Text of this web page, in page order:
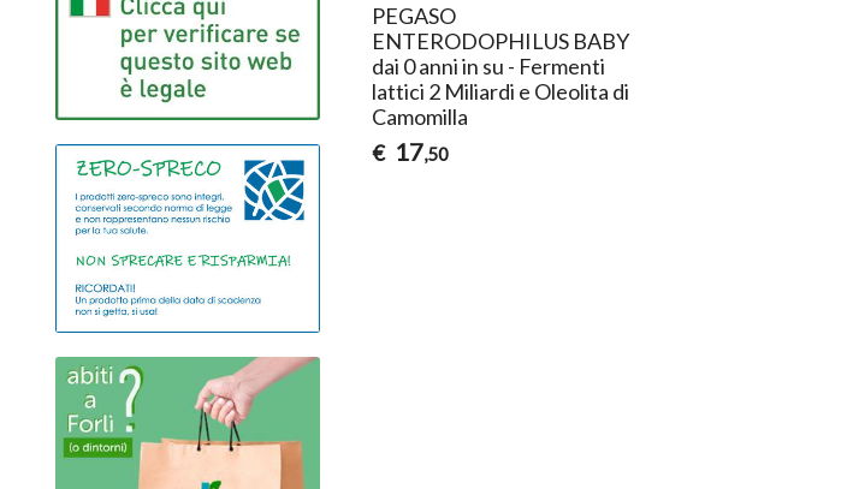
PEGASO
ENTERODOPHILUS BABY
dai 0 anni in su - Fermenti
lattici 2 Miliardi e Oleolita di
Camomilla
€ 17,50